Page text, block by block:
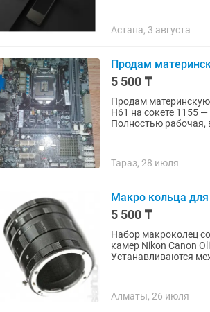
Астана, 3 августа
Продам
5 500 ₸
Продам
H61 на сокете 1155
Полностью рабочая,
Тараз, 28 июля
Макро кольца
5 500 ₸
Набор макроколец
камер Nikon Canon
Устанавливаются
Алматы, 26 июля